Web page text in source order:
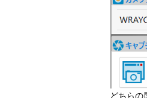
どちらの